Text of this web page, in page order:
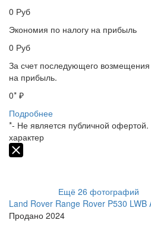
0 Руб
Экономия по налогу на прибыль
0 Руб
За счет последующего
на прибыль.
0* ₽
Подробнее
*- Не является публичной
характер
Ещё 26 фотографий
Land Rover Range Rover P530 LWB
Продано 2024